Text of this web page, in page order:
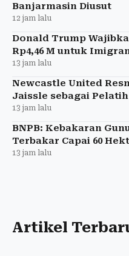
Banjarmasin Diusut
12 jam lalu
Donald Trump
Rp4,46 M untuk
13 jam lalu
Newcastle United
Jaissle sebagai
13 jam lalu
BNPB: Kebakaran
Terbakar Capai 60
13 jam lalu
Artikel